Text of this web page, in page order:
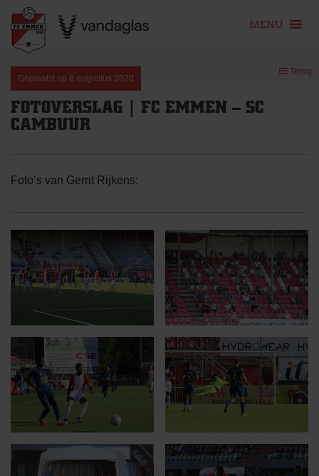
content
MENU
Geplaatst op 8 augustus 2020
Terug
FOTOVERSLAG | FC EMMEN – SC
CAMBUUR
Foto’s van Gerrit Rijkens: